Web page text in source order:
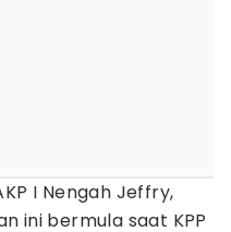
I Nengah Jeffry,
ini bermula saat KPP